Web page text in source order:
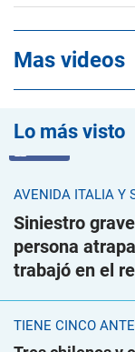
Mas videos
Lo más visto
AVENIDA ITALIA Y
Siniestro
persona
trabajó en el
TIENE CINCO